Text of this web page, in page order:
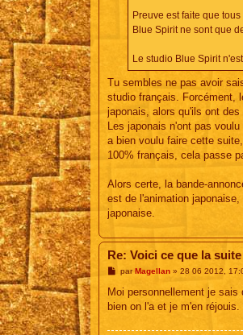
Preuve est faite que
Blue Spirit ne sont que
Le studio Blue Spirit
Tu sembles ne pas avoir
studio français. Forcément,
japonais, alors qu'ils ont
Les japonais n'ont pas
a bien voulu faire cette
100% français, cela passe
Alors certe, la bande-
est de l'animation
japonaise.
Re: Voici ce que la
M
s
a
parMagellan» 28 06 2012,
Moi personnellement je
bien on l'a et je m'en réjouis.